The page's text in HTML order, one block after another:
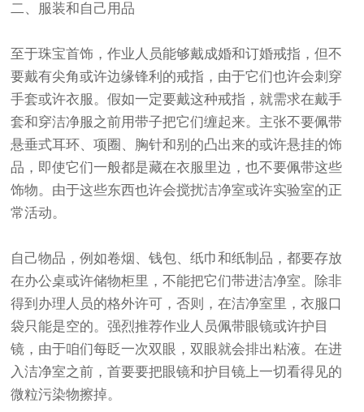
二、服装和自己用品
至于珠宝首饰，作业人员能够戴成婚和订婚戒指，但不
要戴有尖角或许边缘锋利的戒指，由于它们也许会刺穿
手套或许衣服。假如一定要戴这种戒指，就需求在戴手
套和穿洁净服之前用带子把它们缠起来。主张不要佩带
悬垂式耳环、项圈、胸针和别的凸出来的或许悬挂的饰
品，即使它们一般都是藏在衣服里边，也不要佩带这些
饰物。由于这些东西也许会搅扰洁净室或许实验室的正
常活动。
自己物品，例如卷烟、钱包、纸巾和纸制品，都要存放
在办公桌或许储物柜里，不能把它们带进洁净室。除非
得到办理人员的格外许可，否则，在洁净室里，衣服口
袋只能是空的。强烈推荐作业人员佩带眼镜或许护目
镜，由于咱们每眨一次双眼，双眼就会排出粘液。在进
入洁净室之前，首要要把眼镜和护目镜上一切看得见的
微粒污染物擦掉。